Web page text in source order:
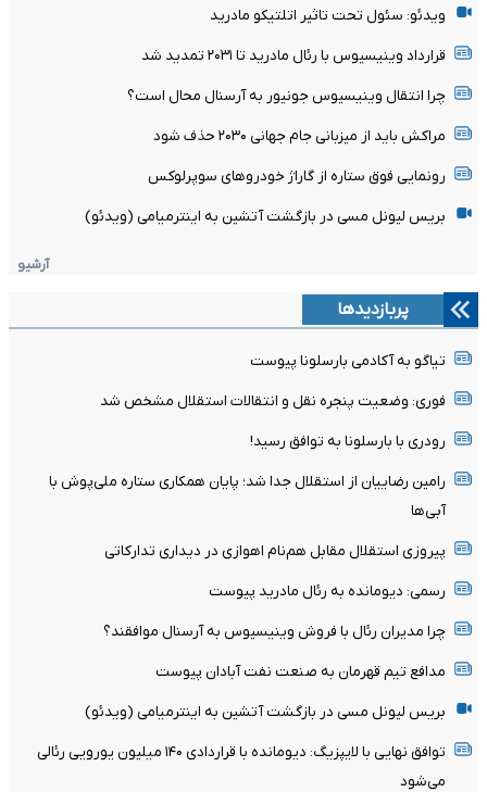
ویدئو: سئول تحت تاثیر اتلتیکو مادرید
قرارداد وینیسیوس با رئال مادرید تا ۲۰۳۱ تمدید شد
چرا انتقال وینیسیوس جونیور به آرسنال محال است؟
مراکش باید از میزبانی جام جهانی ۲۰۳۰ حذف شود
رونمایی فوق ستاره از گاراژ خودروهای سوپرلوکس
بریس لیونل مسی در بازگشت آتشین به اینترمیامی (ویدئو)
آرشیو
پربازدیدها
تیاگو به آکادمی بارسلونا پیوست
فوری: وضعیت پنجره نقل و انتقالات استقلال مشخص شد
رودری با بارسلونا به توافق رسید!
رامین رضاییان از استقلال جدا شد؛ پایان همکاری ستاره ملی‌پوش با
آبی‌ها
پیروزی استقلال مقابل هم‌نام اهوازی در دیداری تدارکاتی
رسمی: دیومانده به رئال مادرید پیوست
چرا مدیران رئال با فروش وینیسیوس به آرسنال موافقند؟
مدافع تیم قهرمان به صنعت نفت آبادان پیوست
بریس لیونل مسی در بازگشت آتشین به اینترمیامی (ویدئو)
توافق نهایی با لایپزیگ: دیومانده با قراردادی ۱۴۰ میلیون یورویی رئالی
می‌شود